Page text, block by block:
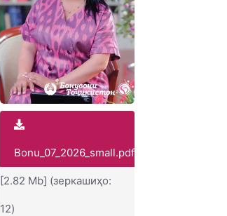
Bonu_07_2026_small.pdf
[2.82 Mb] (зеркашиҳо:
12)